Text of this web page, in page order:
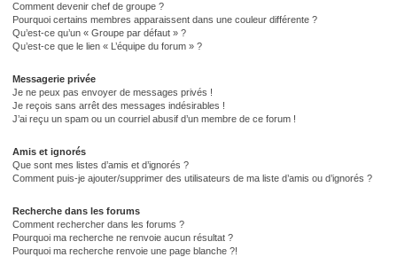
Comment devenir chef de groupe ?
Pourquoi certains membres apparaissent dans une couleur différente ?
Qu’est-ce qu’un « Groupe par défaut » ?
Qu’est-ce que le lien « L’équipe du forum » ?
Messagerie privée
Je ne peux pas envoyer de messages privés !
Je reçois sans arrêt des messages indésirables !
J’ai reçu un spam ou un courriel abusif d’un membre de ce forum !
Amis et ignorés
Que sont mes listes d’amis et d’ignorés ?
Comment puis-je ajouter/supprimer des utilisateurs de ma liste d’amis ou d’ignorés ?
Recherche dans les forums
Comment rechercher dans les forums ?
Pourquoi ma recherche ne renvoie aucun résultat ?
Pourquoi ma recherche renvoie une page blanche ?!